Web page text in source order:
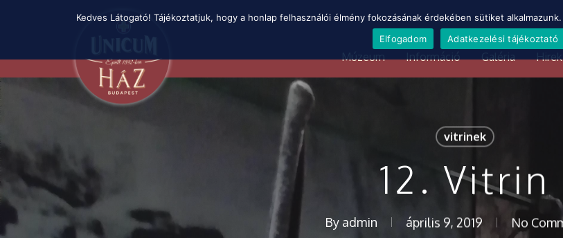
Múzeum Információ Galéria Hirek
vitrinek
12. Vitrin
By admin április 9, 2019 No
Kedves Látogató! Tájékoztatjuk, hogy a honlap felhasználói élmény fokozásának érdekében sütiket
Elfogadom
Adatkezelési tájékoztató